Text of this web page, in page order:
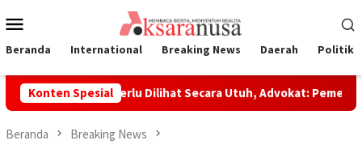
ke
Mobile
Beranda International Breaking News Daerah Politik
Konten Spesial
Dinilai Perlu Dilihat Secara Utuh, Advokat: Pemerintah
Beranda Breaking News